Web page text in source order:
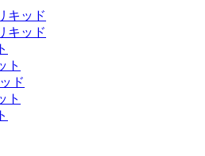
キッド
キッド
ト
ド
ト